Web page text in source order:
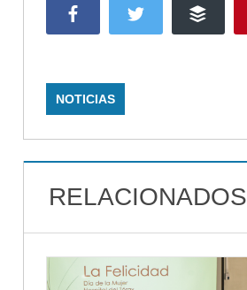
FacebookTwitter Buffer
NOTICIAS
RELACIONADOS